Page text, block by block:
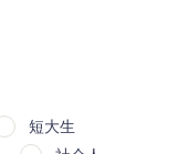
短大生